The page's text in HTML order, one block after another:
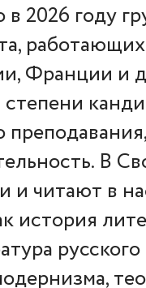
2026 году
Франции и
В
и читают в
история